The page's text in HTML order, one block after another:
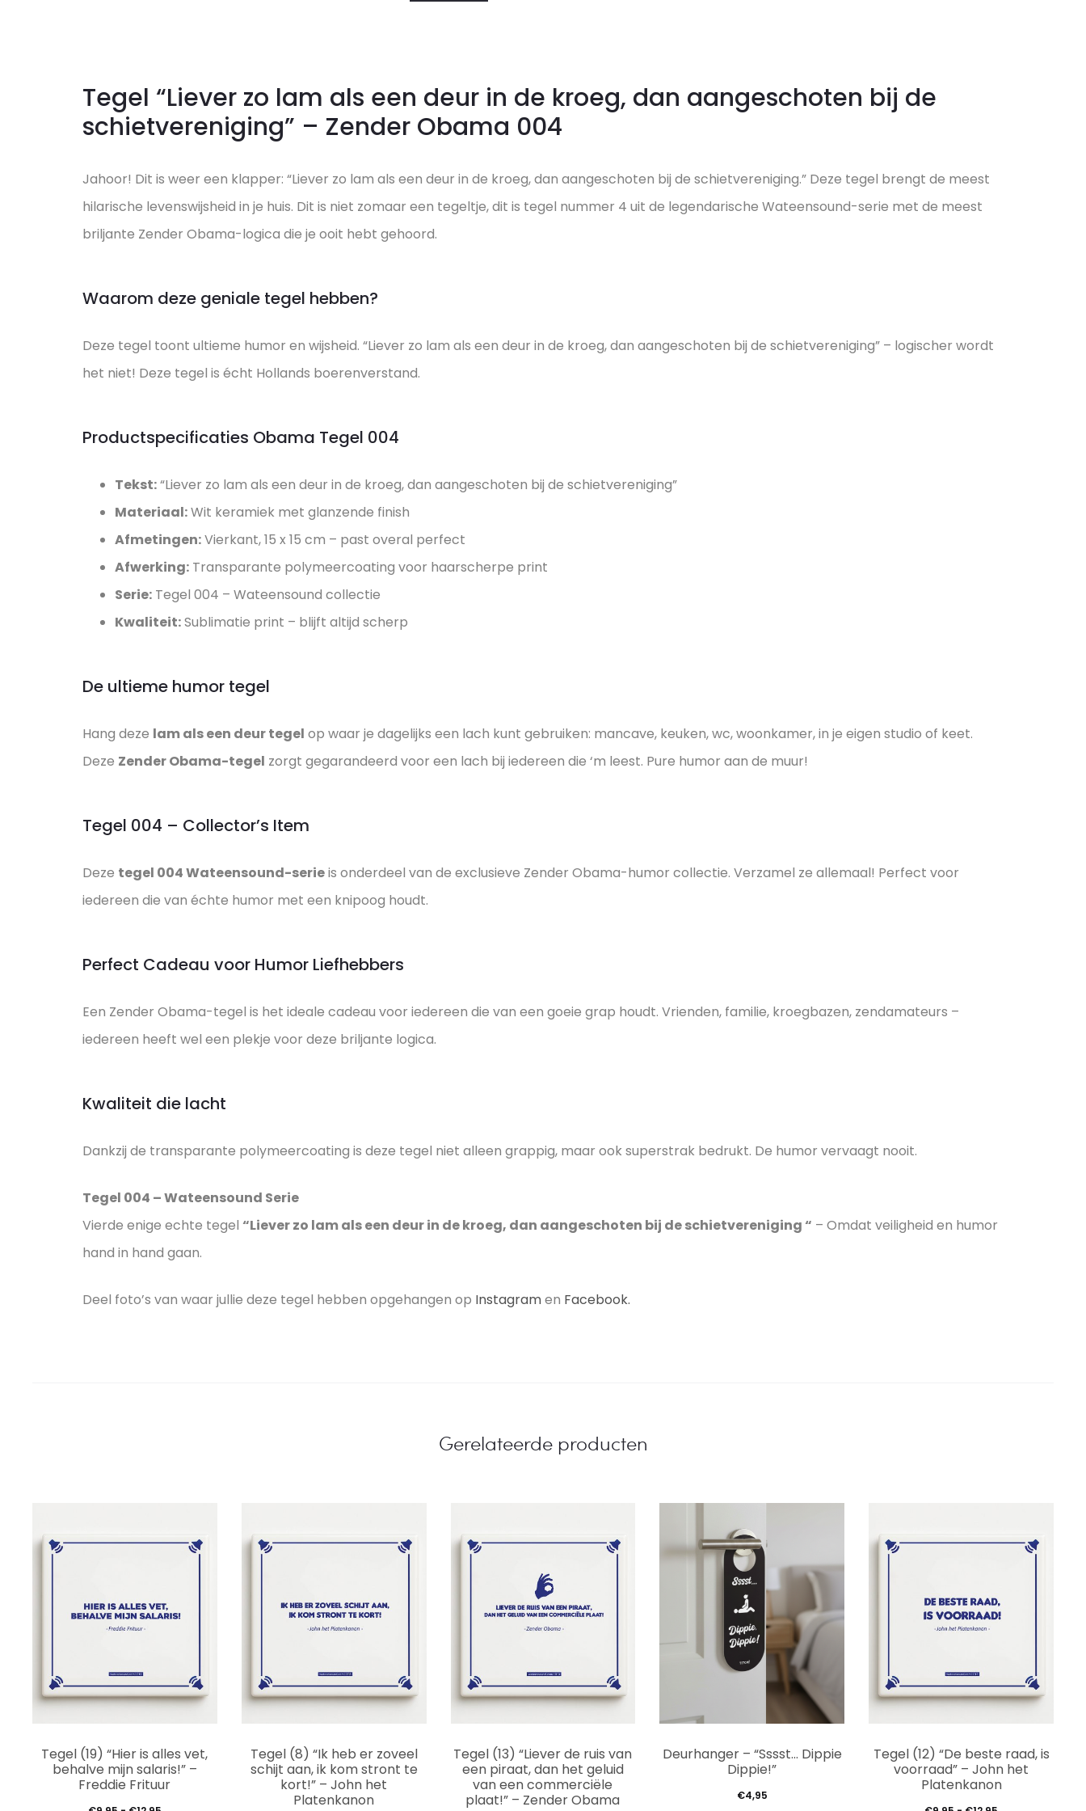
aantal
Tegel “Liever zo lam als een deur in de kroeg, dan aangeschoten bij de
schietvereniging” – Zender Obama 004
Jahoor! Dit is weer een klapper: “Liever zo lam als een deur in de kroeg, dan aangeschoten bij de schietvereniging.” Deze tegel brengt de meest
hilarische levenswijsheid in je huis. Dit is niet zomaar een tegeltje, dit is tegel nummer 4 uit de legendarische Wateensound-serie met de meest
briljante Zender Obama-logica die je ooit hebt gehoord.
Waarom deze geniale tegel hebben?
Deze tegel toont ultieme humor en wijsheid. “Liever zo lam als een deur in de kroeg, dan aangeschoten bij de schietvereniging” – logischer wordt
het niet! Deze tegel is écht Hollands boerenverstand.
Productspecificaties Obama Tegel 004
Tekst:“Liever zo lam als een deur in de kroeg, dan aangeschoten bij de schietvereniging”
Materiaal:Wit keramiek met glanzende finish
Afmetingen:Vierkant, 15 x 15 cm – past overal perfect
Afwerking: Transparante polymeercoating voor haarscherpe print
Serie: Tegel 004 – Wateensound collectie
Kwaliteit:Sublimatie print – blijft altijd scherp
De ultieme humor tegel
Hang deze lam als een deur tegel op waar je dagelijks een lach kunt gebruiken: mancave, keuken, wc, woonkamer, in je eigen studio of keet.
Deze Zender Obama-tegel zorgt gegarandeerd voor een lach bij iedereen die ‘m leest. Pure humor aan de muur!
Tegel 004 – Collector’s Item
Deze tegel 004 Wateensound-serieis onderdeel van de exclusieve Zender Obama-humor collectie. Verzamel ze allemaal! Perfect voor
iedereen die van échte humor met een knipoog houdt.
Perfect Cadeau voor Humor Liefhebbers
Een Zender Obama-tegel is het ideale cadeau voor iedereen die van een goeie grap houdt. Vrienden, familie, kroegbazen, zendamateurs –
iedereen heeft wel een plekje voor deze briljante logica.
Kwaliteit die lacht
Dankzij de transparante polymeercoating is deze tegel niet alleen grappig, maar ook superstrak bedrukt. De humor vervaagt nooit.
Tegel 004 – Wateensound Serie
Vierde enige echte tegel “Liever zo lam als een deur in de kroeg, dan aangeschoten bij de schietvereniging “ – Omdat veiligheid en humor
hand in hand gaan.
Deel foto’s van waar jullie deze tegel hebben opgehangen op Instagramen Facebook.
Gerelateerde producten
product
Tegel (19) “Hier is alles vet,
behalve mijn salaris!” –
Freddie Frituur
product
Tegel (8) “Ik heb er zoveel
schijt aan, ik kom stront te
kort!” – John het
Platenkanon
product
Tegel (13) “Liever de ruis van
een piraat, dan het geluid
van een commerciële
plaat!” – Zender Obama
Deurhanger – “Sssst… Dippie
Dippie!”
€4,95
Tegel (12) “De beste raad, is
voorraad” – John het
Platenkanon